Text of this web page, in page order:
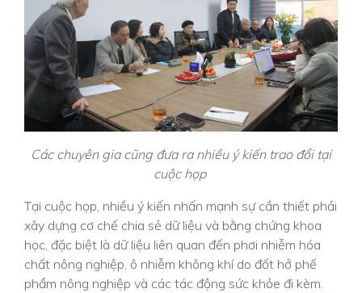
Các chuyên gia cũng đưa ra nhiều ý kiến trao đổi tại
cuộc họp
Tại cuộc họp, nhiều ý kiến nhấn mạnh sự cần thiết phải
xây dựng cơ chế chia sẻ dữ liệu và bằng chứng khoa
học, đặc biệt là dữ liệu liên quan đến phơi nhiễm hóa
chất nông nghiệp, ô nhiễm không khí do đốt hở phế
phẩm nông nghiệp và các tác động sức khỏe đi kèm.